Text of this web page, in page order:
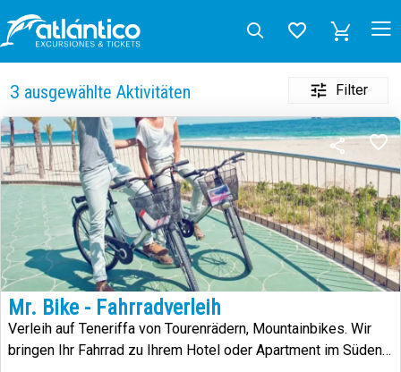
3 ausgewählte Aktivitäten Filter
Mr. Bike - Fahrradverleih
Verleih auf Teneriffa von Tourenrädern, Mountainbikes. Wir
bringen Ihr Fahrrad zu Ihrem Hotel oder Apartment im Süden